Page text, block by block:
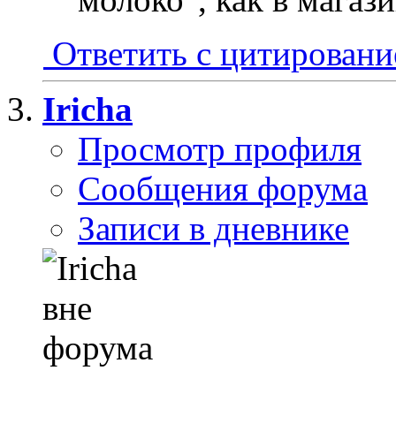
Ответить с
Iricha
Просмотр профиля
Сообщения форума
Записи в дневнике